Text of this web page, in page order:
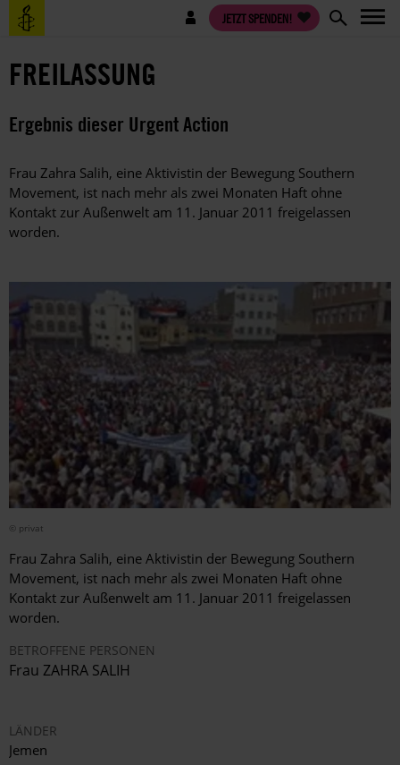
Direkt
zum
Benutzermenü JETZT SPENDEN!
FREILASSUNG
Ergebnis dieser Urgent Action
Frau Zahra Salih, eine Aktivistin der Bewegung Southern
Movement, ist nach mehr als zwei Monaten Haft ohne
Kontakt zur Außenwelt am 11. Januar 2011 freigelassen
worden.
© privat
Frau Zahra Salih, eine Aktivistin der Bewegung Southern
Movement, ist nach mehr als zwei Monaten Haft ohne
Kontakt zur Außenwelt am 11. Januar 2011 freigelassen
worden.
BETROFFENE PERSONEN
Frau ZAHRA SALIH
LÄNDER
Jemen